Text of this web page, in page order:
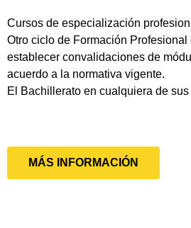
Cursos de especialización
Otro ciclo de Formación
establecer convalidaciones de
acuerdo a la normativa vigente.
El Bachillerato en cualquiera de
MÁS INFORMACIÓN